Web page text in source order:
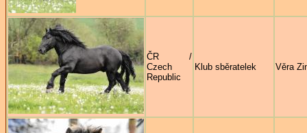
ČR /
Czech
Republic
Klub sběratelek Věra